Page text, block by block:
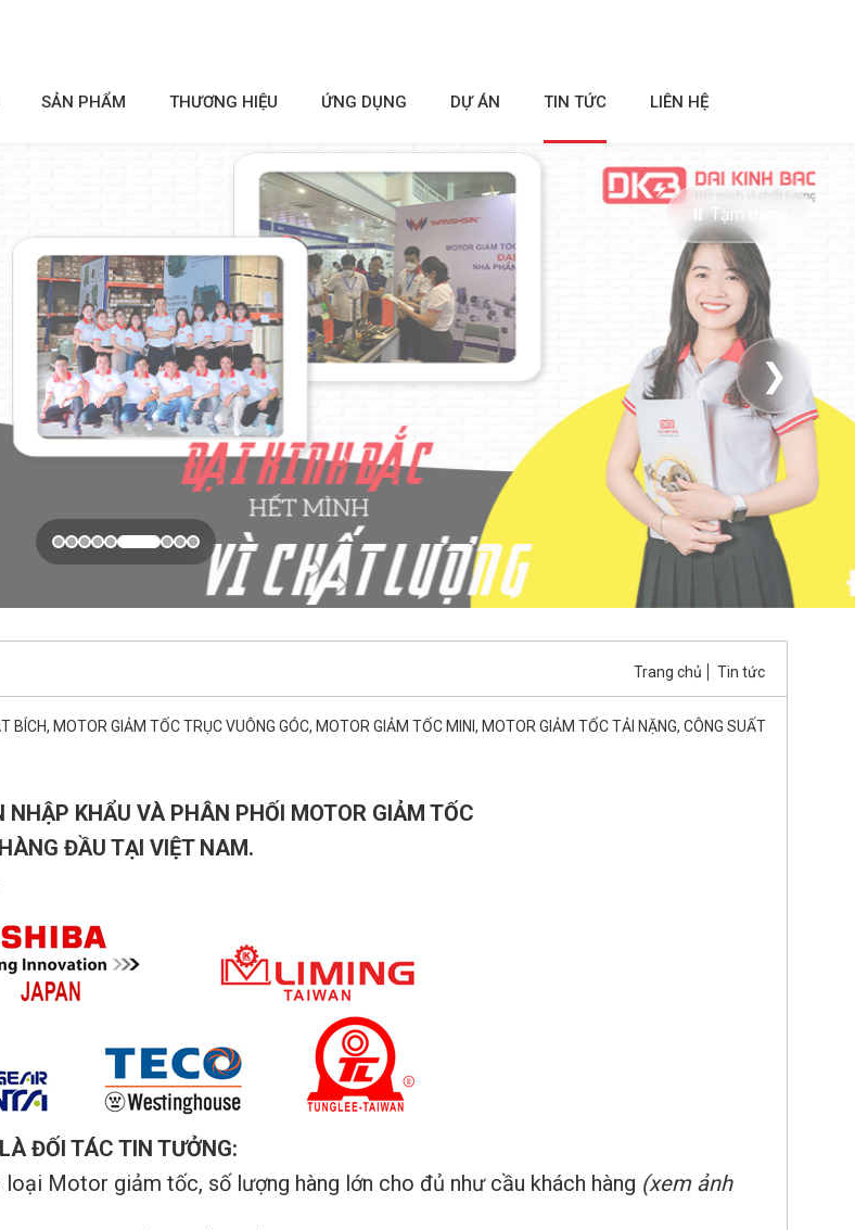
SẢN PHẨM THƯƠNG HIỆU ỨNG DỤNG DỰ ÁN TIN TỨC LIÊN HỆ
❯
⏸ Tạm dừng
Trang chủ Tin tức
MOTOR GIẢM TỐC TRỤC VUÔNG GÓC, MOTOR GIẢM TỐC MINI, MOTOR GIẢM TỐC TẢI NẶNG, CÔNG SUẤT
NHẬP KHẨU VÀ PHÂN PHỐI MOTOR GIẢM TỐC
HÀNG ĐẦU TẠI VIỆT NAM.
ĐỐI TÁC TIN TƯỞNG:
Motor giảm tốc, số lượng hàng lớn cho đủ như cầu khách hàng (xem ảnh